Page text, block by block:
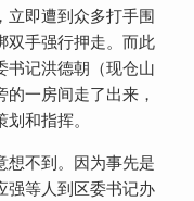
立即遭到众多打手围
双手强行押走。而此
书记洪德朝（现仓山
一房间走了出来，
和指挥。
想不到。因为事先是
强等人到区委书记办